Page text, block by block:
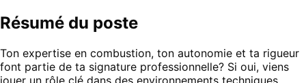
Résumé du poste
Ton expertise en combustion, ton autonomie et ta rigueur
font partie de ta signature professionnelle? Si oui, viens
jouer un rôle clé dans des environnements techniques